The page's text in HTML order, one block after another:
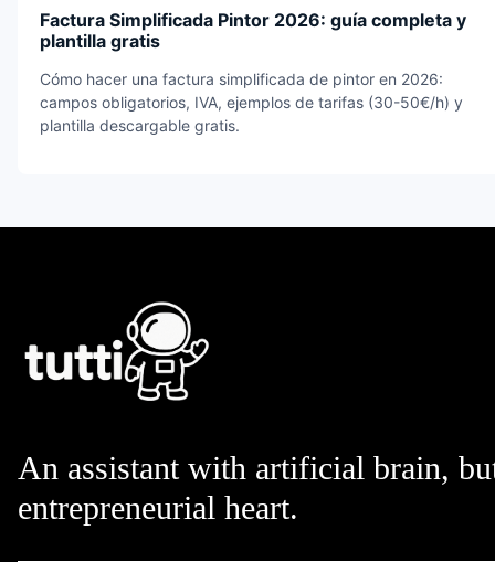
Factura Simplificada Pintor 2026: guía completa y
plantilla gratis
Cómo hacer una factura simplificada de pintor en 2026:
campos obligatorios, IVA, ejemplos de tarifas (30-50€/h) y
plantilla descargable gratis.
An assistant with artificial brain,
entrepreneurial heart.